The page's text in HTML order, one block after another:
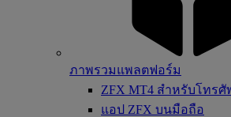
ภาพรวมแพลตฟอร์ม
ZFX MT4 สำหรับโทร
แอป ZFX บนมือถือ